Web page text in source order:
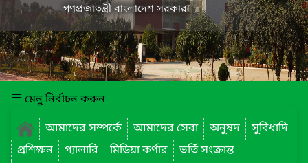
গণপ্রজাতন্ত্রী বাংলাদেশ সরকার
মেনু নির্বাচন করুন
আমাদের সম্পর্কে
আমাদের সেবা অনুষদ
সুবিধাদি
প্রশিক্ষন
গ্যালারি মিডিয়া কর্ণার
ভর্তি সংক্রান্ত